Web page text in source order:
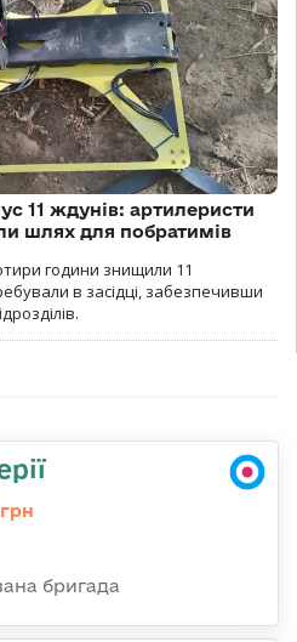
11 ждунів: артилеристи
шлях для побратимів
години знищили 11
в засідці, забезпечивши
бригада